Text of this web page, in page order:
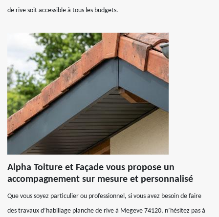
de rive soit accessible à tous les budgets.
Alpha Toiture et Façade vous propose un
accompagnement sur mesure et personnalisé
Que vous soyez particulier ou professionnel, si vous avez besoin de faire
des travaux d’habillage planche de rive à Megeve 74120, n’hésitez pas à